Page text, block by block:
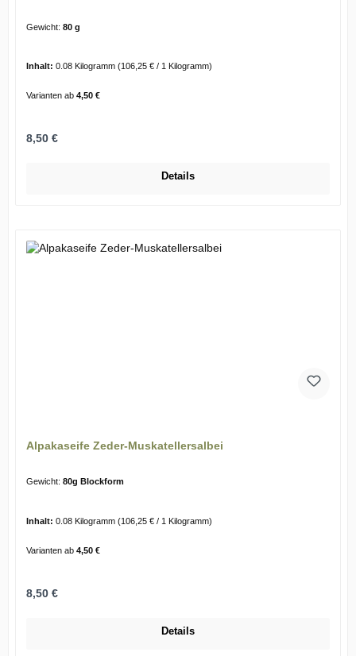
Gewicht: 80 g
Inhalt: 0.08 Kilogramm (106,25 € / 1 Kilogramm)
Varianten ab4,50 €
Regulärer Preis:
8,50 €
Details
Alpakaseife Zeder-Muskatellersalbei
Gewicht: 80g Blockform
Inhalt: 0.08 Kilogramm (106,25 € / 1 Kilogramm)
Varianten ab4,50 €
Regulärer Preis:
8,50 €
Details